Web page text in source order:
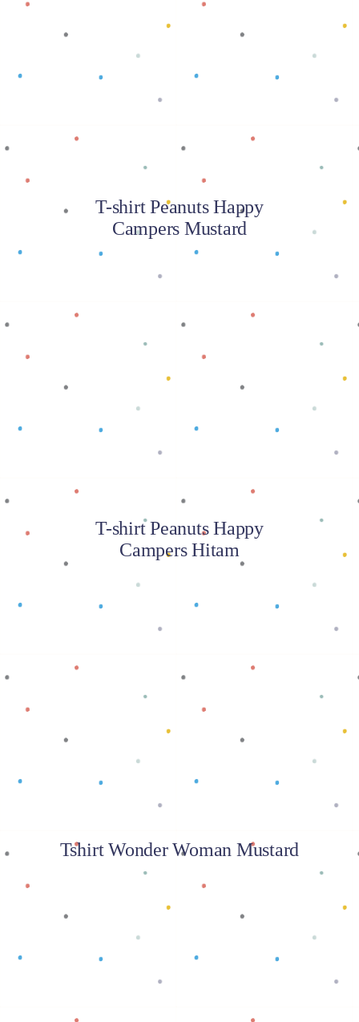
Baca selengkapnya
T-shirt Peanuts Happy
Campers Mustard
Baca selengkapnya
T-shirt Peanuts Happy
Campers Hitam
Baca selengkapnya
Tshirt Wonder Woman Mustard